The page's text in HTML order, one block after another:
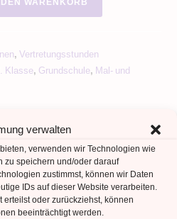
verwalten
verwenden wir Technologien wie
zu speichern und/oder darauf
zustimmst, können wir Daten
IDs auf dieser Website verarbeiten.
oder zurückziehst, können
beeinträchtigt werden.
,Vertretungsstunden
Klasse, Grundschule, Mal- und
INFORMATIONEN
(0)